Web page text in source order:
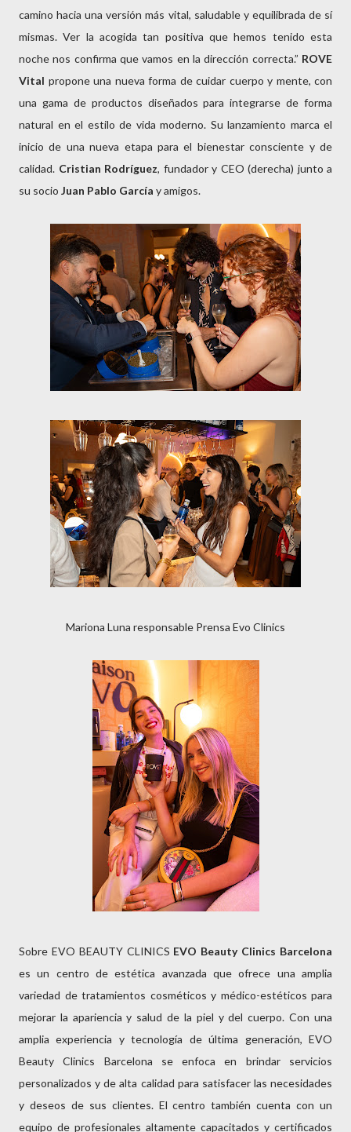
camino hacia una versión más vital, saludable y equilibrada de sí
mismas. Ver la acogida tan positiva que hemos tenido esta
noche nos confirma que vamos en la dirección correcta.” ROVE
Vital propone una nueva forma de cuidar cuerpo y mente, con
una gama de productos diseñados para integrarse de forma
natural en el estilo de vida moderno. Su lanzamiento marca el
inicio de una nueva etapa para el bienestar consciente y de
calidad. Cristian Rodríguez, fundador y CEO (derecha) junto a
su socio Juan Pablo García y amigos.
Mariona Luna responsable Prensa Evo Clinics
Sobre EVO BEAUTY CLINICS EVO Beauty Clinics Barcelona
es un centro de estética avanzada que ofrece una amplia
variedad de tratamientos cosméticos y médico-estéticos para
mejorar la apariencia y salud de la piel y del cuerpo. Con una
amplia experiencia y tecnología de última generación, EVO
Beauty Clinics Barcelona se enfoca en brindar servicios
personalizados y de alta calidad para satisfacer las necesidades
y deseos de sus clientes. El centro también cuenta con un
equipo de profesionales altamente capacitados y certificados